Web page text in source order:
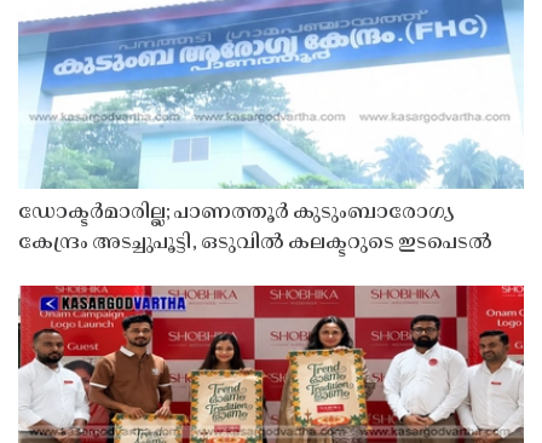
ഡോക്ടർമാരില്ല; പാണത്തൂർ കുടുംബാരോഗ്യ
കേന്ദ്രം അടച്ചുപൂട്ടി, ഒടുവിൽ കലക്ടറുടെ ഇടപെടൽ